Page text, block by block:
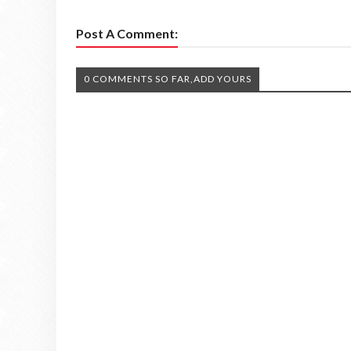
Post A Comment:
0 COMMENTS SO FAR,ADD YOURS